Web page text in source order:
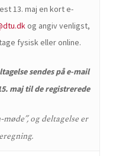
13. maj en kort e-
og angiv venligst,
fysisk eller online.
sendes på e-mail
maj til de registrerede
og deltagelse er